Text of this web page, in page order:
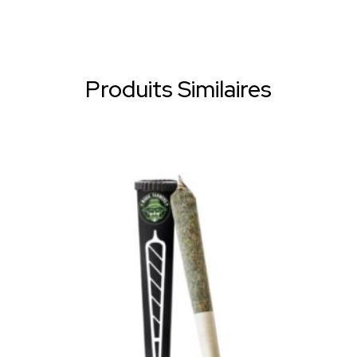
Produits Similaires